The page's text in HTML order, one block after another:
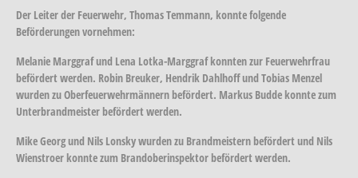
Der Leiter der Feuerwehr, Thomas Temmann, konnte folgende
Beförderungen vornehmen:
Melanie Marggraf und Lena Lotka-Marggraf konnten zur Feuerwehrfrau
befördert werden. Robin Breuker, Hendrik Dahlhoff und Tobias Menzel
wurden zu Oberfeuerwehrmännern befördert. Markus Budde konnte zum
Unterbrandmeister befördert werden.
Mike Georg und Nils Lonsky wurden zu Brandmeistern befördert und Nils
Wienstroer konnte zum Brandoberinspektor befördert werden.